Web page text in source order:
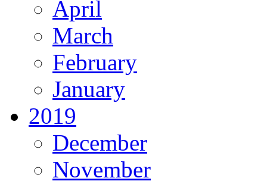
April
March
February
January
2019
December
November